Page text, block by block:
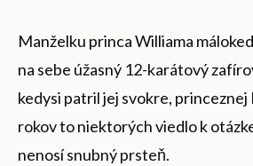
Manželku princa Williama
na sebe úžasný 12-karátový
kedysi patril jej svokre,
rokov to niektorých viedlo k
nenosí snubný prsteň.